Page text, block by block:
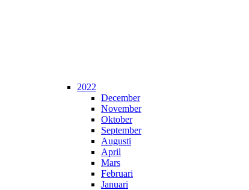
2022
December
November
Oktober
September
Augusti
April
Mars
Februari
Januari